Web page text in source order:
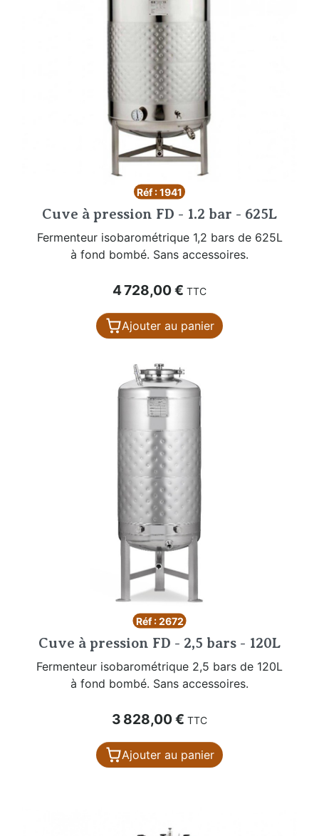
Réf : 1941
Cuve à pression FD - 1.2 bar - 625L
Fermenteur isobarométrique 1,2 bars de 625L
à fond bombé. Sans accessoires.
Prix
4 728,00 € TTC
Ajouter au panier
Réf : 2672
Cuve à pression FD - 2,5 bars - 120L
Fermenteur isobarométrique 2,5 bars de 120L
à fond bombé. Sans accessoires.
Prix
3 828,00 € TTC
Ajouter au panier